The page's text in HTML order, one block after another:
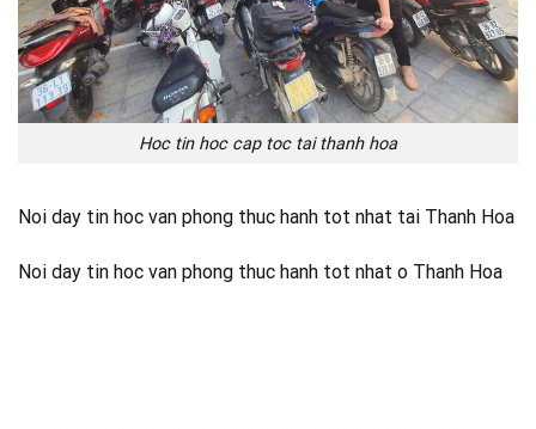
Hoc tin hoc cap toc tai thanh hoa
Noi day tin hoc van phong thuc hanh tot nhat tai Thanh Hoa
Noi day tin hoc van phong thuc hanh tot nhat o Thanh Hoa